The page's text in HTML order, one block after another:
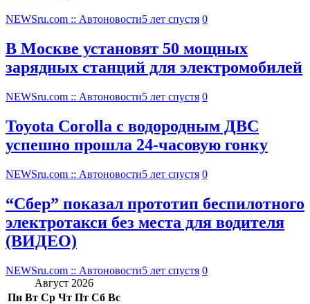
NEWSru.com :: Автоновости5 лет спустя 0
В Москве установят 50 мощных
зарядных станций для электромобилей
NEWSru.com :: Автоновости5 лет спустя 0
Toyota Corolla с водородным ДВС
успешно прошла 24-часовую гонку
NEWSru.com :: Автоновости5 лет спустя 0
“Сбер” показал прототип беспилотного
электротакси без места для водителя
(ВИДЕО)
NEWSru.com :: Автоновости5 лет спустя 0
Август 2026
Пн Вт Ср Чт Пт Сб Вс